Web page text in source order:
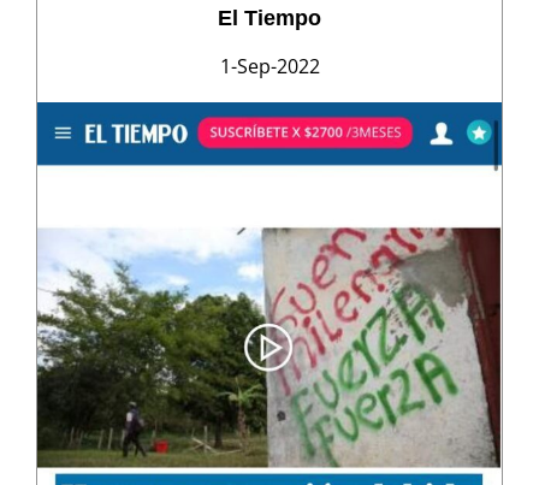
El Tiempo
1-Sep-2022